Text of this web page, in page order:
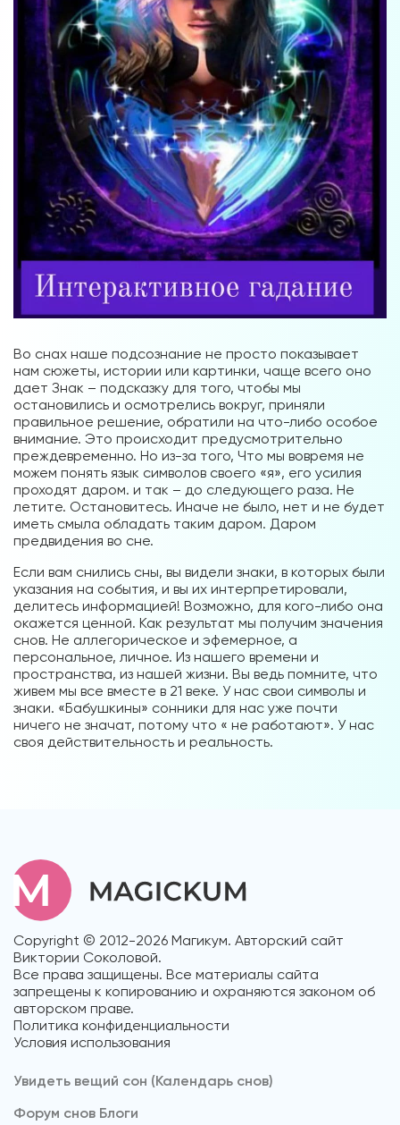
Во снах наше подсознание не просто показывает
нам сюжеты, истории или картинки, чаще всего оно
дает Знак – подсказку для того, чтобы мы
остановились и осмотрелись вокруг, приняли
правильное решение, обратили на что-либо особое
внимание. Это происходит предусмотрительно
преждевременно. Но из-за того, Что мы вовремя не
можем понять язык символов своего «я», его усилия
проходят даром. и так – до следующего раза. Не
летите. Остановитесь. Иначе не было, нет и не будет
иметь смыла обладать таким даром. Даром
предвидения во сне.
Если вам снились сны, вы видели знаки, в которых были
указания на события, и вы их интерпретировали,
делитесь информацией! Возможно, для кого-либо она
окажется ценной. Как результат мы получим значения
снов. Не аллегорическое и эфемерное, а
персональное, личное. Из нашего времени и
пространства, из нашей жизни. Вы ведь помните, что
живем мы все вместе в 21 веке. У нас свои символы и
знаки. «Бабушкины» сонники для нас уже почти
ничего не значат, потому что « не работают». У нас
своя действительность и реальность.
Copyright © 2012-2026 Магикум. Авторский сайт
Виктории Соколовой.
Все права защищены. Все материалы сайта
запрещены к копированию и охраняются законом об
авторском праве.
Политика конфиденциальности
Условия использования
Увидеть вещий сон (Календарь снов)
Форум снов Блоги